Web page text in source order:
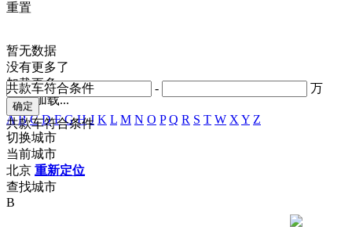
- 万
共款车符合条件
共款车符合条件
重置
暂无数据
没有更多了
加载更多
正在加载...
A B C D F G H J K L M N O P Q R S T W X Y Z
切换城市
当前城市
北京 重新定位
查找城市
B